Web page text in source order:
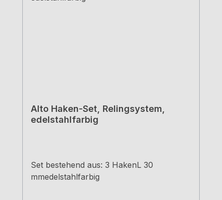
Alto Haken-Set, Relingsystem,
edelstahlfarbig
Set bestehend aus: 3 HakenL 30
mmedelstahlfarbig